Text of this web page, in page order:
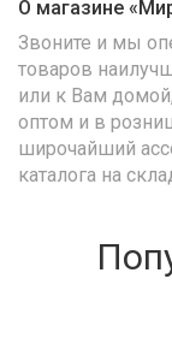
О магазине
Звоните и мы
товаров
или к Вам
оптом и в
широчайший
каталога на